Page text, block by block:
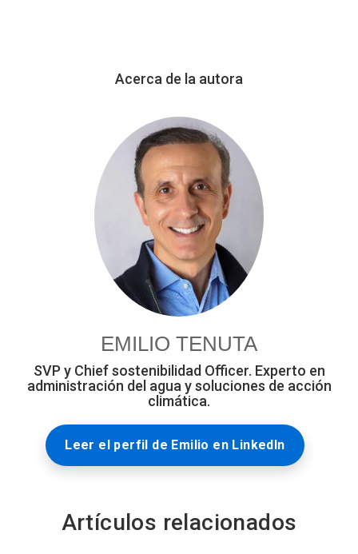
Acerca de la autora
EMILIO TENUTA
SVP y Chief sostenibilidad Officer. Experto en
administración del agua y soluciones de acción
climática.
Leer el perfil de Emilio en LinkedIn
Artículos relacionados